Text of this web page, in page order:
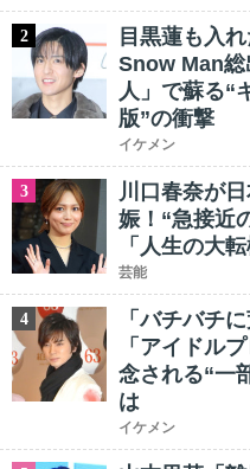
2
目黒蓮も入
Snow Man総
人」で蘇る“
版”の衝撃
イケメン
3
川口春奈が
娠！“急接近
「人生の大転
芸能
4
「バチバチ
「アイドル
念される“一
は
イケメン